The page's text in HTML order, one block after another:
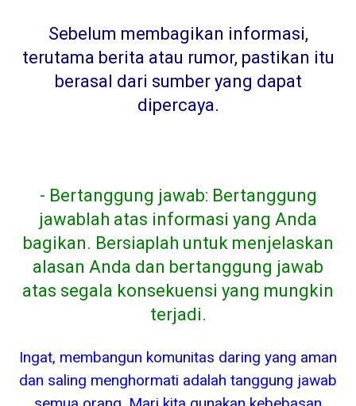
Sebelum membagikan informasi,
terutama berita atau rumor, pastikan itu
berasal dari sumber yang dapat
dipercaya.
- Bertanggung jawab: Bertanggung
jawablah atas informasi yang Anda
bagikan. Bersiaplah untuk menjelaskan
alasan Anda dan bertanggung jawab
atas segala konsekuensi yang mungkin
terjadi.
Ingat, membangun komunitas daring yang aman
dan saling menghormati adalah tanggung jawab